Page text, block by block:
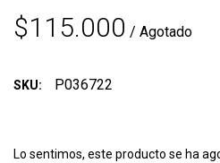
$115.000 / Agotado
SKU: P036722
Lo sentimos, este producto se ha